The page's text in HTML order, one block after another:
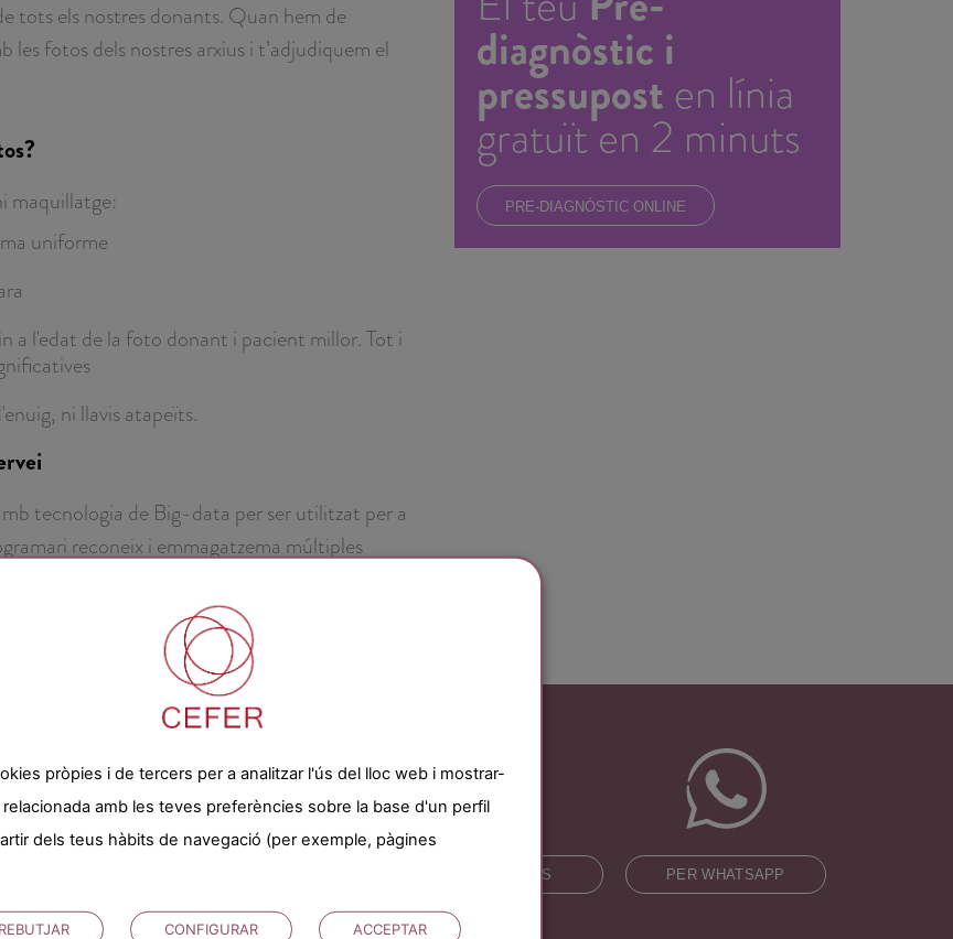
tots els nostres donants. Quan hem de
fotos dels nostres arxius i t’adjudiquem el
maquillatge:
uniforme
a l'edat de la foto donant i pacient millor. Tot i
ni llavis atapeïts.
tecnologia de Big-data per ser utilitzat per a
reconeix i emmagatzema múltiples
del front, etc…). Un algorisme estableix
diagnòstic i
pressupost en línia
gratuït en 2 minuts
PRE-DIAGNÒSTIC ONLINE
Fotomatch,
de
CONSULTA'NS PER WHATSAPP
pròpies i de tercers per a analitzar l'ús del lloc web i mostrar-
amb les teves preferències sobre la base d'un perfil
dels teus hàbits de navegació (per exemple, pàgines
REBUTJAR CONFIGURAR ACCEPTAR